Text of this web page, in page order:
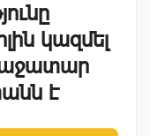
կազմել
է